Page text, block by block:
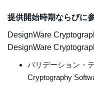
提供開始時期ならびに
DesignWare
DesignWare
バリデーション・
Cryptography